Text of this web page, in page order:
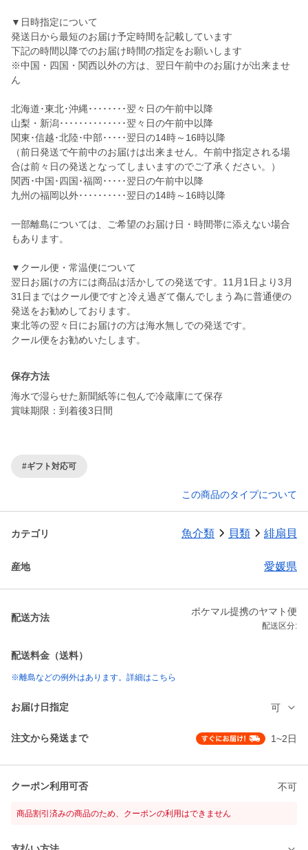
▼日時指定について
発送日から最短のお届け予定時間を記載しています
下記の時間以降でのお届け時間の指定をお願いします
※中国・四国・関西以外の方は、翌日午前中のお届けが出来ませ
ん
北海道･東北･沖縄････････翌々日の午前中以降
山梨・新潟･･････････････翌々日の午前中以降
関東･信越･北陸･中部･････翌日の14時～16時以降
（前日発送で午前中のお届けは出来ません。午前中指定される場
合は前々日の発送となってしまいますのでご了承ください。）
関西･中国･四国･福岡･････翌日の午前中以降
九州の福岡以外･･････････翌日の14時～16時以降
一部離島については、ご希望のお届け日・時間帯に添えない場合
もあります。
▼クール便・常温便について
翌日お届けの方には商品は活かしての発送です。11月1日より3月
31日まではクール便ですと冷え過ぎて傷んでしまう為に普通便の
発送をお勧めしております。
東北等の翌々日にお届けの方は海水無しでの発送です。
クール便をお勧めいたします。
保存方法
海水で湿らせた新聞紙等に包んで冷蔵庫にて保存
賞味期限：到着後3日間
#ギフト対応可
この商品のタイプについて
カテゴリ 魚介類 貝類 緋扇貝
産地 愛媛県
配送方法
ポケマル提携のヤマト便
配送区分:
配送料金（送料）
※離島などの例外はあります。詳細はこちら
お届け日指定 可
注文から発送まで 1~2日
クーポン利用可否 不可
商品割引済みの商品のため、クーポンの利用はできません